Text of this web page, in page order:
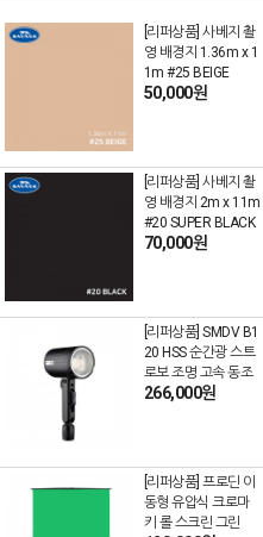
[리퍼상품] 사베지 촬
영 배경지 1.36m x 1
1m #25 BEIGE
50,000원
[리퍼상품] 사베지 촬
영 배경지 2m x 11m
#20 SUPER BLACK
70,000원
[리퍼상품] SMDV B1
20 HSS 순간광 스트
로보 조명 고속 동조
266,000원
[리퍼상품] 프로딘 이
동형 유압식 크로마
키 롤 스크린 그린